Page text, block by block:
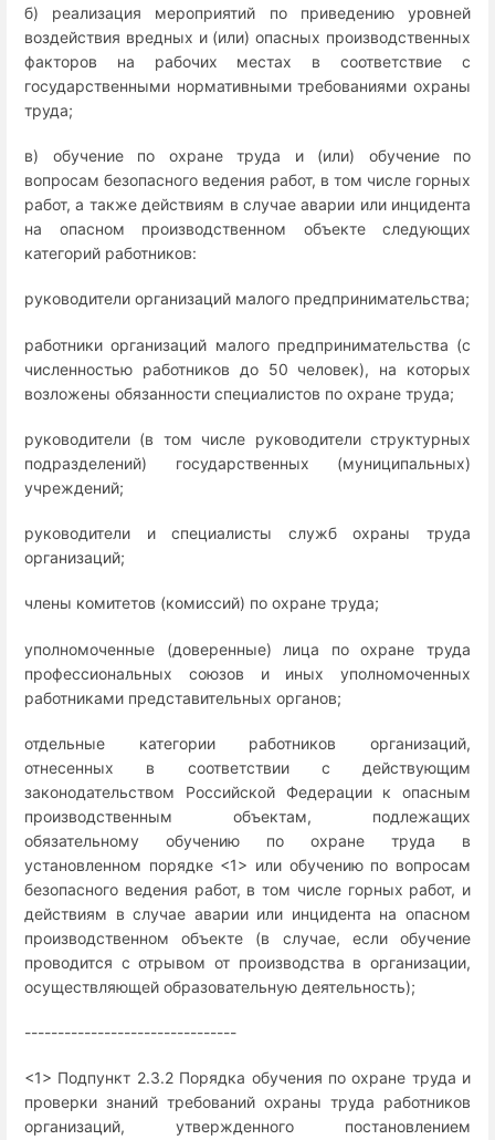
б) реализация мероприятий по приведению уровней
воздействия вредных и (или) опасных производственных
факторов на рабочих местах в соответствие с
государственными нормативными требованиями охраны
труда;
в) обучение по охране труда и (или) обучение по
вопросам безопасного ведения работ, в том числе горных
работ, а также действиям в случае аварии или инцидента
на опасном производственном объекте следующих
категорий работников:
руководители организаций малого предпринимательства;
работники организаций малого предпринимательства (с
численностью работников до 50 человек), на которых
возложены обязанности специалистов по охране труда;
руководители (в том числе руководители структурных
подразделений) государственных (муниципальных)
учреждений;
руководители и специалисты служб охраны труда
организаций;
члены комитетов (комиссий) по охране труда;
уполномоченные (доверенные) лица по охране труда
профессиональных союзов и иных уполномоченных
работниками представительных органов;
отдельные категории работников организаций,
отнесенных в соответствии с действующим
законодательством Российской Федерации к опасным
производственным объектам, подлежащих
обязательному обучению по охране труда в
установленном порядке <1> или обучению по вопросам
безопасного ведения работ, в том числе горных работ, и
действиям в случае аварии или инцидента на опасном
производственном объекте (в случае, если обучение
проводится с отрывом от производства в организации,
осуществляющей образовательную деятельность);
--------------------------------
<1> Подпункт 2.3.2 Порядка обучения по охране труда и
проверки знаний требований охраны труда работников
организаций, утвержденного постановлением